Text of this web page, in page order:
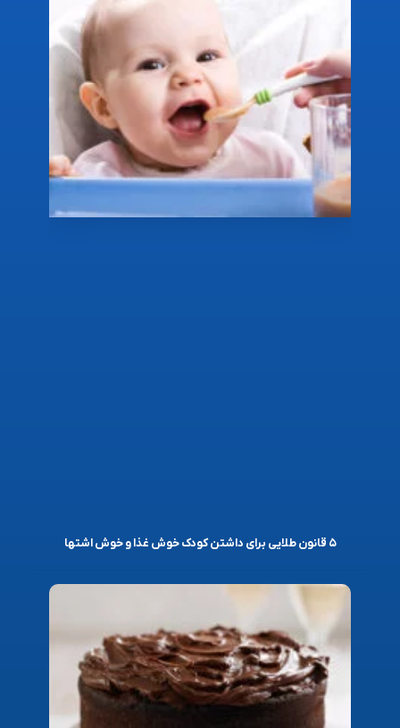
۵ قانون طلایی برای داشتن کودک خوش غذا و خوش اشتها